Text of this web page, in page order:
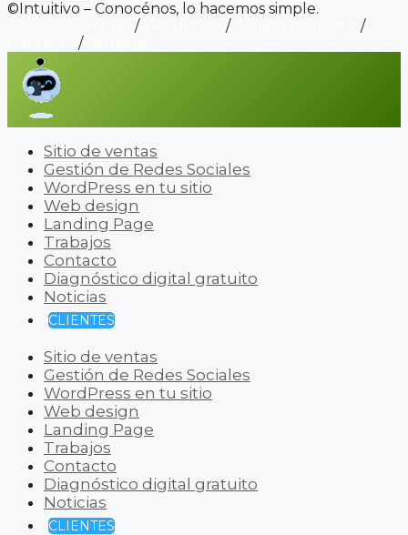
©Intuitivo – Conocénos, lo hacemos simple.
/ /
/
/
Sitio de ventas
Gestión de Redes Sociales
WordPress en tu sitio
Web design
Landing Page
Trabajos
Contacto
Diagnóstico digital gratuito
Noticias
CLIENTES
Sitio de ventas
Gestión de Redes Sociales
WordPress en tu sitio
Web design
Landing Page
Trabajos
Contacto
Diagnóstico digital gratuito
Noticias
CLIENTES